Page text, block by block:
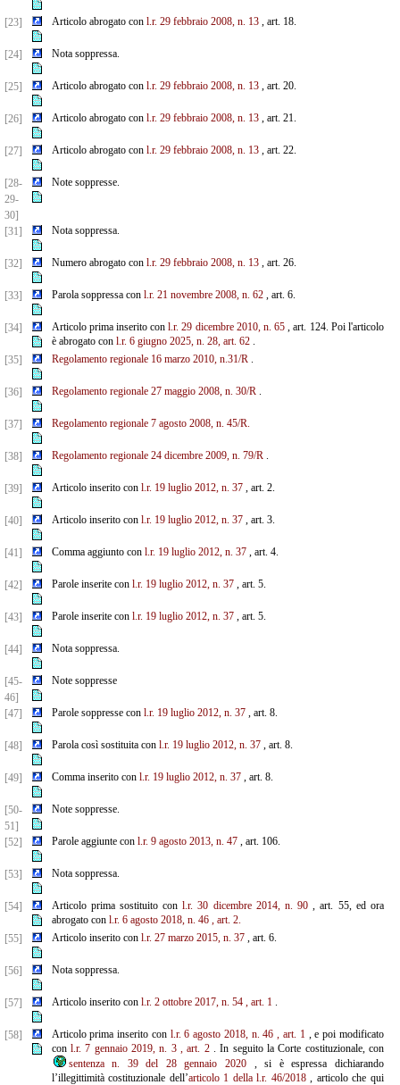
[23] Articolo abrogato con l.r. 29 febbraio 2008, n. 13, art. 18.
[24] Nota soppressa.
[25] Articolo abrogato con l.r. 29 febbraio 2008, n. 13, art. 20.
[26] Articolo abrogato con l.r. 29 febbraio 2008, n. 13, art. 21.
[27] Articolo abrogato con l.r. 29 febbraio 2008, n. 13, art. 22.
[28-
29-
30]
Note soppresse.
[31] Nota soppressa.
[32] Numero abrogato con l.r. 29 febbraio 2008, n. 13, art. 26.
[33] Parola soppressa con l.r. 21 novembre 2008, n. 62, art. 6.
[34] Articolo prima inserito conl.r. 29 dicembre 2010, n. 65 , art. 124. Poi l'articolo
è abrogato con l.r. 6 giugno 2025, n. 28, art. 62.
[35]
Regolamento regionale 16 marzo 2010, n.31/R.
[36] Regolamento regionale 27 maggio 2008, n. 30/R.
[37] Regolamento regionale 7 agosto 2008, n. 45/R.
[38] Regolamento regionale 24 dicembre 2009, n. 79/R.
[39] Articolo inserito con l.r. 19 luglio 2012, n. 37, art. 2.
[40] Articolo inserito con l.r. 19 luglio 2012, n. 37, art. 3.
[41] Comma aggiunto con l.r. 19 luglio 2012, n. 37, art. 4.
[42] Parole inserite con l.r. 19 luglio 2012, n. 37, art. 5.
[43] Parole inserite con l.r. 19 luglio 2012, n. 37, art. 5.
[44] Nota soppressa.
[45-
46]
Note soppresse
[47] Parole soppresse con l.r. 19 luglio 2012, n. 37, art. 8.
[48] Parola così sostituita con l.r. 19 luglio 2012, n. 37, art. 8.
[49] Comma inserito con l.r. 19 luglio 2012, n. 37, art. 8.
[50-
51]
Note soppresse.
[52] Parole aggiunte con l.r. 9 agosto 2013, n. 47, art. 106.
[53] Nota soppressa.
[54] Articolo prima sostituito conl.r. 30 dicembre 2014, n. 90 , art. 55, ed ora
abrogato con l.r. 6 agosto 2018, n. 46 , art. 2.
[55]
Articolo inserito con l.r. 27 marzo 2015, n. 37, art. 6.
[56] Nota soppressa.
[57] Articolo inserito con l.r. 2 ottobre 2017, n. 54 , art. 1.
[58] Articolo prima inserito con l.r. 6 agosto 2018, n. 46 , art. 1, e poi modificato
con l.r. 7 gennaio 2019, n. 3 , art. 2. In seguito la Corte costituzionale, con
sentenza n. 39 del 28 gennaio 2020, si è espressa dichiarando
l’illegittimità costituzionale dell’articolo 1 della l.r. 46/2018, articolo che qui